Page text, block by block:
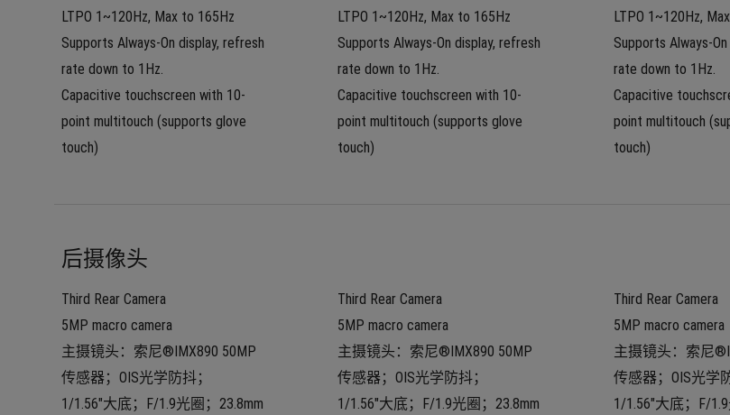
LTPO 1~120Hz, Max to 165Hz
Supports Always-On display, refresh
rate down to 1Hz.
Capacitive touchscreen with 10-
point multitouch (supports glove
touch)
LTPO 1~120Hz, Max to 165Hz
Supports Always-On display, refresh
rate down to 1Hz.
Capacitive touchscreen with 10-
point multitouch (supports glove
touch)
LTPO 1~120Hz,
Supports Always-
rate down to 1Hz.
Capacitive
point multitouch
touch)
后摄像头
Third Rear Camera
5MP macro camera
主摄镜头：索尼®IMX890 50MP
传感器；OIS光学防抖；
1/1.56"大底；F/1.9光圈；23.8mm
Third Rear Camera
5MP macro camera
主摄镜头：索尼®IMX890 50MP
传感器；OIS光学防抖；
1/1.56"大底；F/1.9光圈；23.8mm
Third Rear Camera
5MP macro camera
主摄镜头：索尼
传感器；OIS光学
1/1.56"大底；F/